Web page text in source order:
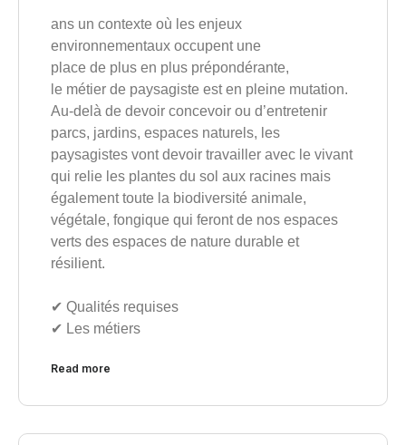
ans un contexte où les enjeux
environnementaux occupent une
place de plus en plus prépondérante,
le métier de paysagiste est en pleine mutation.
Au-delà de devoir concevoir ou d’entretenir
parcs, jardins, espaces naturels, les
paysagistes vont devoir travailler avec le vivant
qui relie les plantes du sol aux racines mais
également toute la biodiversité animale,
végétale, fongique qui feront de nos espaces
verts des espaces de nature durable et
résilient.
✔︎ Qualités requises
✔︎ Les métiers
Read more